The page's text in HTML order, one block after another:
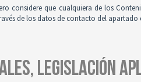
considere que cualquiera de los
de los datos de contacto del apartado
LEGISLACIÓN